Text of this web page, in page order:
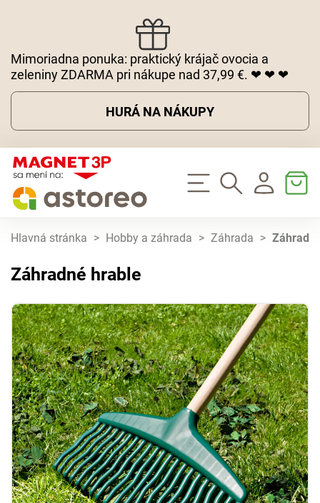
Mimoriadna ponuka: praktický krájač ovocia a
zeleniny ZDARMA pri nákupe nad 37,99 €. ❤ ❤ ❤
HURÁ NA NÁKUPY
Hlavná stránka > Hobby a záhrada > Záhrada >
Záhradné hrable